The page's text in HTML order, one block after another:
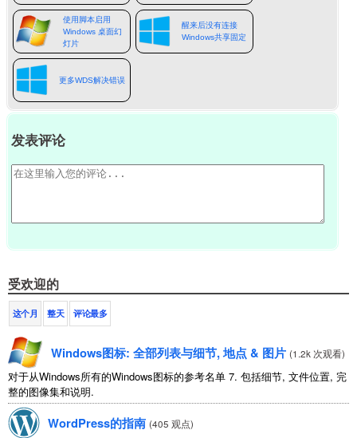
使用脚本启用
Windows 桌面幻
灯片
醒来后没有连接
Windows共享固定
更多WDS解决错误
发表评论
受欢迎的
这个月 整天 评论最多
Windows图标: 全部列表与细节, 地点 & 图片 (1.2k 次观看)
对于从Windows所有的Windows图标的参考名单 7. 包括细节, 文件位置, 完
整的图像集和说明.
WordPress的指南 (405 观点)